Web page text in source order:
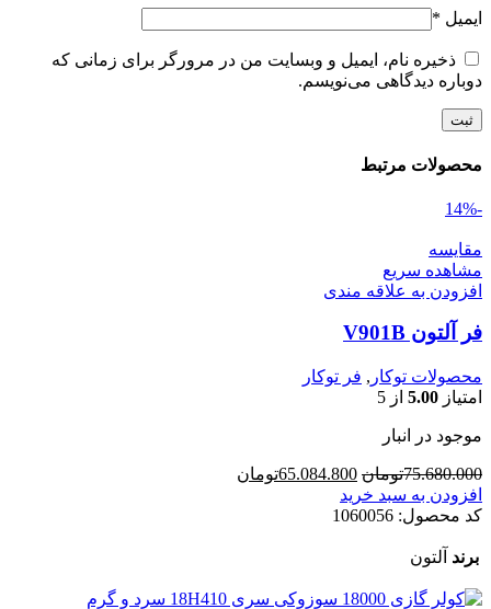
ایمیل *
ذخیره نام، ایمیل و وبسایت من در مرورگر برای زمانی که
دوباره دیدگاهی می‌نویسم.
محصولات مرتبط
-14%
مقایسه
مشاهده سریع
افزودن به علاقه مندی
فر آلتون V901B
محصولات توکار , فر توکار
امتیاز 5.00 از 5
موجود در انبار
75.680.000تومان قیمت
اصلی
65.084.800تومان
افزودن به سبد خرید
کد محصول: 1060056
برند آلتون